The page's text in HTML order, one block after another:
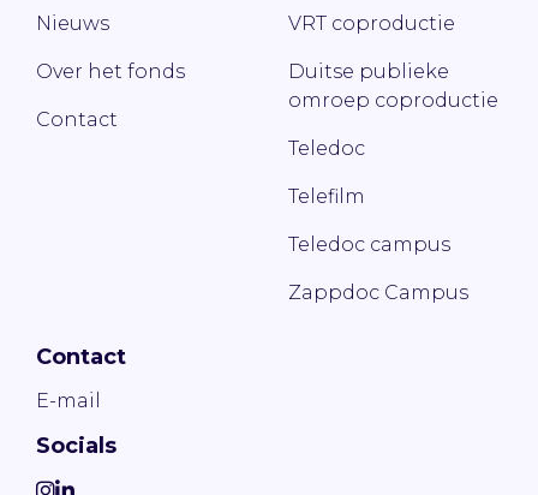
Nieuws
Over het fonds
Contact
VRT coproductie
Duitse publieke
omroep coproductie
Teledoc
Telefilm
Teledoc campus
Zappdoc Campus
Contact
E-mail
Socials